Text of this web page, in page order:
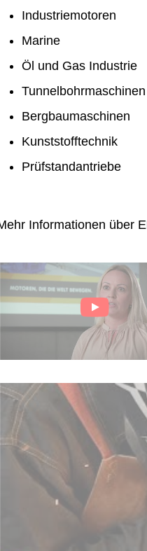
Industriemotoren
Marine
Öl und Gas Industrie
Tunnelbohrmaschinen
Bergbaumaschinen
Kunststofftechnik
Prüfstandantriebe
Informationen über